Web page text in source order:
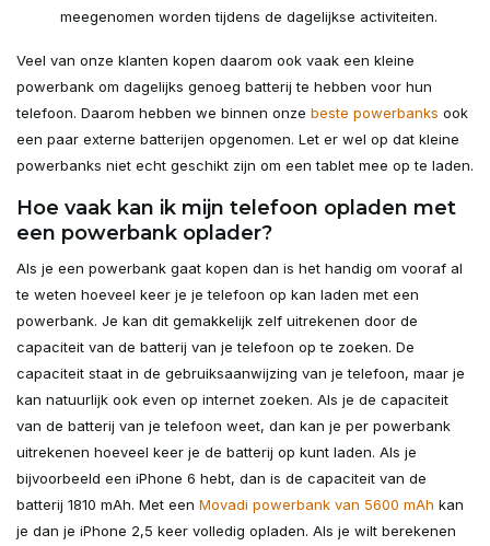
meegenomen worden tijdens de dagelijkse activiteiten.
Veel van onze klanten kopen daarom ook vaak een kleine
powerbank om dagelijks genoeg batterij te hebben voor hun
telefoon. Daarom hebben we binnen onze beste powerbanks ook
een paar externe batterijen opgenomen. Let er wel op dat kleine
powerbanks niet echt geschikt zijn om een tablet mee op te laden.
Hoe vaak kan ik mijn telefoon opladen met
een powerbank oplader?
Als je een powerbank gaat kopen dan is het handig om vooraf al
te weten hoeveel keer je je telefoon op kan laden met een
powerbank. Je kan dit gemakkelijk zelf uitrekenen door de
capaciteit van de batterij van je telefoon op te zoeken. De
capaciteit staat in de gebruiksaanwijzing van je telefoon, maar je
kan natuurlijk ook even op internet zoeken. Als je de capaciteit
van de batterij van je telefoon weet, dan kan je per powerbank
uitrekenen hoeveel keer je de batterij op kunt laden. Als je
bijvoorbeeld een iPhone 6 hebt, dan is de capaciteit van de
batterij 1810 mAh. Met een Movadi powerbank van 5600 mAh kan
je dan je iPhone 2,5 keer volledig opladen. Als je wilt berekenen